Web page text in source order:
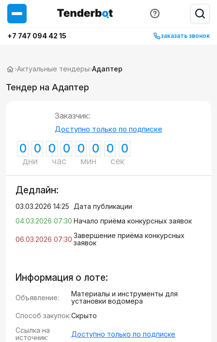
+7 747 094 42 15 заказать звонок
›Актуальные тендеры›Адаптер
Тендер на Адаптер
Заказчик:
Доступно только по подписке
0 0
дни
0 0
час
0 0
мин
0 0
сек
Дедлайн:
03.03.2026 14:25
Дата публикации
04.03.2026 07:30 Начало приёма конкурсных заявок
06.03.2026 07:30 Завершение приёма конкурсных
заявок
Информация о лоте:
Объявление:
Материалы и инструменты для
установки водомера
Способ закупок:Скрыто
Ссылка на
источник:
Доступно только по подписке